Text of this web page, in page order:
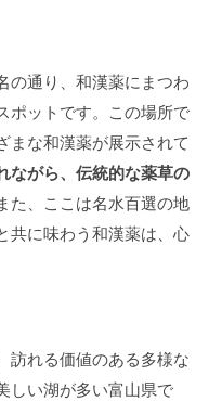
の通り、和漢薬にまつわ
ポットです。この場所で
まな和漢薬が展示されて
ながら、伝統的な薬草の
た、ここは名水百選の地
共に味わう和漢薬は、心
訪れる価値のある多様な
しい湖が多い富山県で